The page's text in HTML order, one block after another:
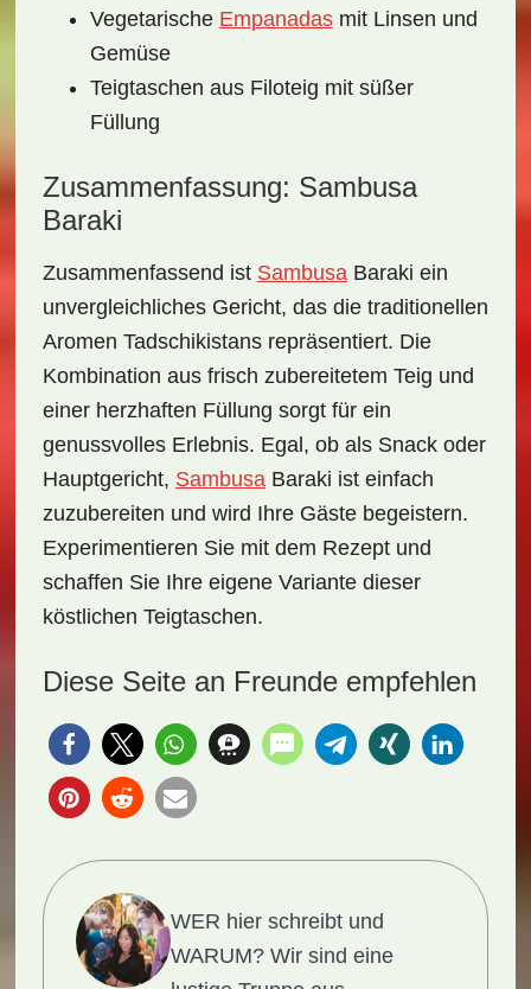
Vegetarische Empanadasmit Linsen und
Gemüse
Teigtaschen aus Filoteig mit süßer
Füllung
Zusammenfassung: Sambusa
Baraki
Zusammenfassend ist SambusaBaraki ein
unvergleichliches Gericht, das die traditionellen
Aromen Tadschikistans repräsentiert. Die
Kombination aus frisch zubereitetem Teig und
einer herzhaften Füllung sorgt für ein
genussvolles Erlebnis. Egal, ob als Snack oder
Hauptgericht, SambusaBaraki ist einfach
zuzubereiten und wird Ihre Gäste begeistern.
Experimentieren Sie mit dem Rezept und
schaffen Sie Ihre eigene Variante dieser
köstlichen Teigtaschen.
Diese Seite an Freunde empfehlen
WER hier schreibt und
WARUM?Wir sind eine